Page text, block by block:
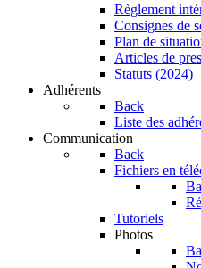
Règlement
Consignes de
Plan de
Articles de
Statuts (2024)
Adhérents
Back
Liste des
Communication
Back
Fichiers en
Tutoriels
Photos